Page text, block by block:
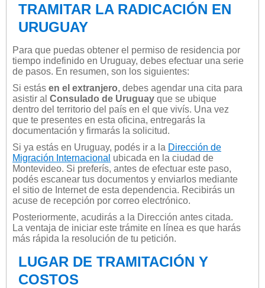
TRAMITAR LA RADICACIÓN EN
URUGUAY
Para que puedas obtener el permiso de residencia por
tiempo indefinido en Uruguay, debes efectuar una serie
de pasos. En resumen, son los siguientes:
Si estás en el extranjero, debes agendar una cita para
asistir al Consulado de Uruguay que se ubique
dentro del territorio del país en el que vivís. Una vez
que te presentes en esta oficina, entregarás la
documentación y firmarás la solicitud.
Si ya estás en Uruguay, podés ir a la Dirección de
Migración Internacional ubicada en la ciudad de
Montevideo. Si preferís, antes de efectuar este paso,
podés escanear tus documentos y enviarlos mediante
el sitio de Internet de esta dependencia. Recibirás un
acuse de recepción por correo electrónico.
Posteriormente, acudirás a la Dirección antes citada.
La ventaja de iniciar este trámite en línea es que harás
más rápida la resolución de tu petición.
LUGAR DE TRAMITACIÓN Y
COSTOS